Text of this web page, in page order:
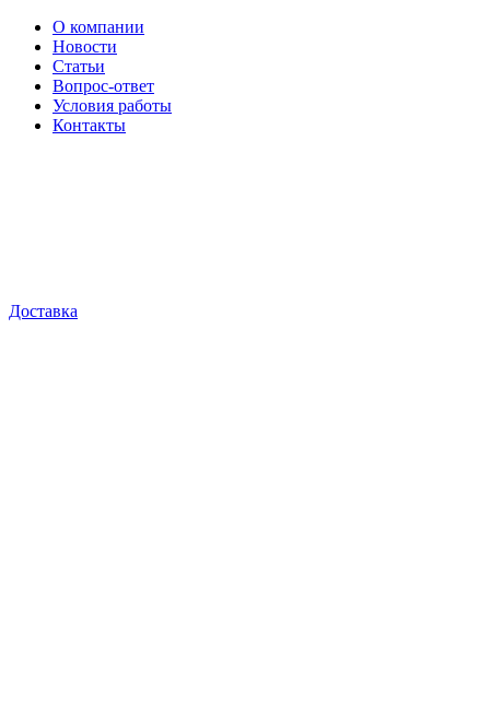
О компании
Новости
Статьи
Вопрос-ответ
Условия работы
Контакты
Доставка